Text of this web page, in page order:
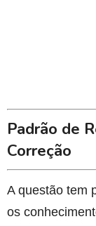
Padrão de
Correção
A questão tem
os